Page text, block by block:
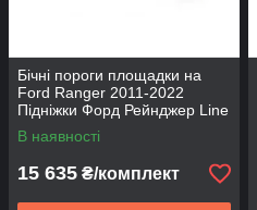
Бічні пороги площадки на
Ford Ranger 2011-2022
Підніжки Форд Рейнджер Line
В наявності
15 635 ₴/комплект